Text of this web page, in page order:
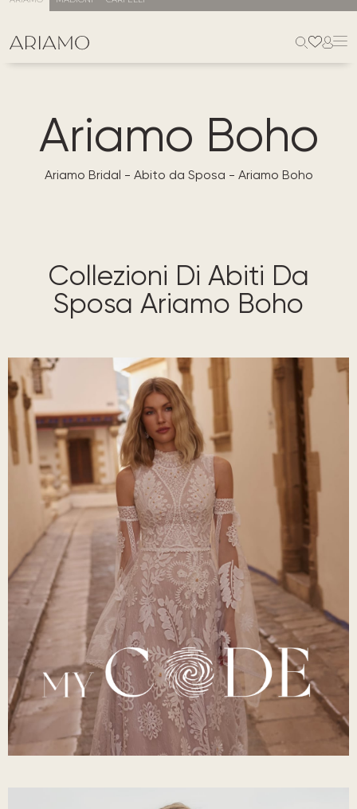
MADIONI CARFELLI
Ariamo Boho
Ariamo Bridal - Abito da Sposa - Ariamo Boho
Collezioni Di Abiti Da
Sposa Ariamo Boho
Scent of Love and Liberty